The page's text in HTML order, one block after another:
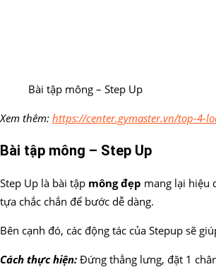
Bài tập mông – Step Up
Xem thêm: https://center.gymaster.vn/top-4-
Bài tập mông – Step Up
Step Up là bài tập mông đẹp mang lại hiệu
tựa chắc chắn để bước dễ dàng.
Bên cạnh đó, các động tác của Stepup sẽ
Cách thực hiện: Đứng thẳng lưng, đặt 1